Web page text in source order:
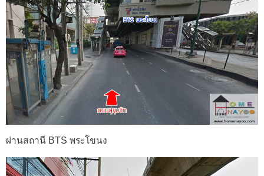
ผ่านสถานี BTS พระโขนง